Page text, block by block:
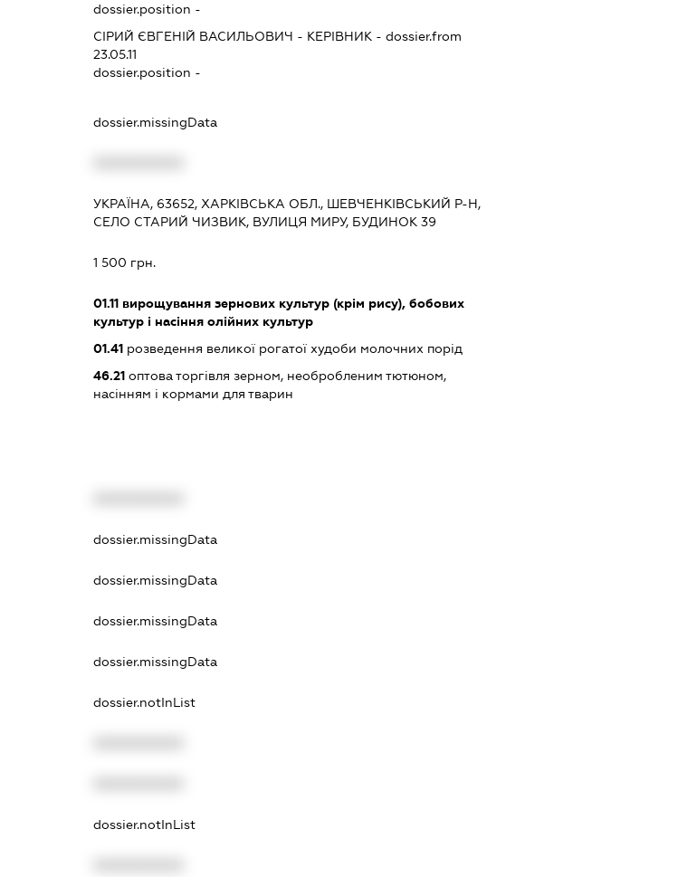
dossier.position -
СІРИЙ ЄВГЕНІЙ ВАСИЛЬОВИЧ - КЕРІВНИК - dossier.from
23.05.11
dossier.position -
dossier.missingData
УКРАЇНА, 63652, ХАРКІВСЬКА ОБЛ., ШЕВЧЕНКІВСЬКИЙ Р-Н,
СЕЛО СТАРИЙ ЧИЗВИК, ВУЛИЦЯ МИРУ, БУДИНОК 39
1 500 грн.
01.11 вирощування зернових культур (крім рису), бобових
культур і насіння олійних культур
01.41 розведення великої рогатої худоби молочних порід
46.21 оптова торгівля зерном, необробленим тютюном,
насінням і кормами для тварин
dossier.missingData
dossier.missingData
dossier.missingData
dossier.missingData
dossier.notInList
dossier.notInList